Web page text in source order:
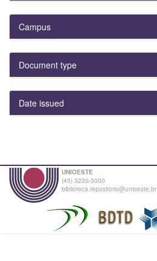
Campus
Document type
Date issued
UNIOESTE
(45) 3220-3000
biblioteca.repositorio@unioeste.br